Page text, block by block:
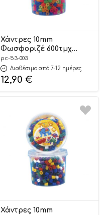
Χάντρες 10mm
Φωσφοριζέ 600τμχ
53.003 3+ – Hama
pc-53-003
Διαθέσιμο από 7-12 ημέρες
12,90 €
Χάντρες 10mm